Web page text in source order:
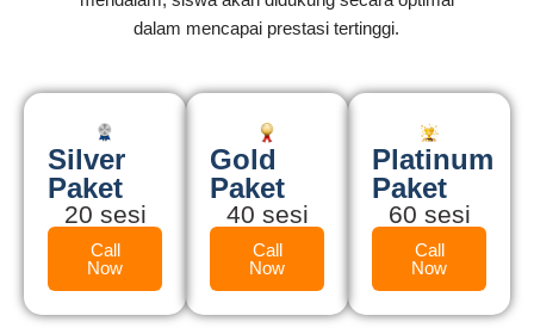
dalam mencapai prestasi tertinggi.
Silver
Paket
20 sesi
Call
Now
Gold
Paket
40 sesi
Call
Now
Platinum
Paket
60 sesi
Call
Now